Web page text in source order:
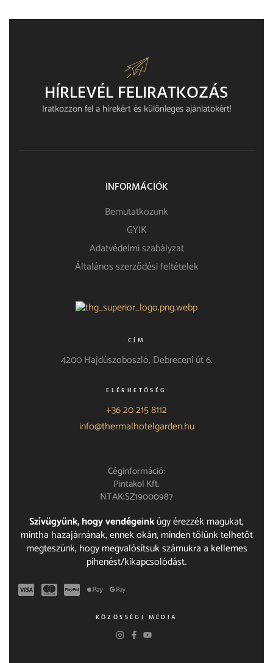
HÍRLEVÉL FELIRATKOZÁS​
Iratkozzon fel a hírekért és különleges ajánlatokért!
INFORMÁCIÓK
Bemutatkozunk
GYIK
Adatvédelmi szabályzat
Általános szerződési feltételek
CÍM
4200 Hajdúszoboszló, Debreceni út 6.
ELÉRHETŐSÉG
+36 20 215 8112
info@thermalhotelgarden.hu
Céginformáció:
Pintakol Kft.
NTAK:SZ19000987
Szívügyünk, hogy vendégeinkúgy érezzék magukat,
mintha hazajárnának, ennek okán, minden tőlünk telhetőt
megteszünk, hogy megvalósítsuk számukra a kellemes
pihenést/kikapcsolódást.
KÖZÖSSÉGI MÉDIA